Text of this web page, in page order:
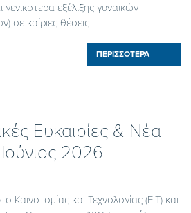
γενικότερα εξέλιξης γυναικών
σε καίριες θέσεις.
ΠΕΡΙΣΣΟΤΕΡΑ
Ευκαιρίες & Νέα
2026
Καινοτομίας και Τεχνολογίας (EIT) και